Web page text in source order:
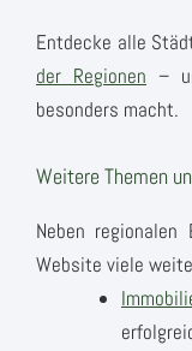
Entdecke alle
der Regionen –
besonders macht.
Weitere Themen
Neben
Website viele